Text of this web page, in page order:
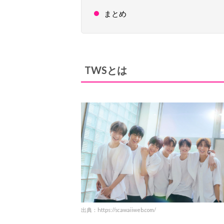
まとめ
TWSとは
出典：https://scawaiiweb.com/